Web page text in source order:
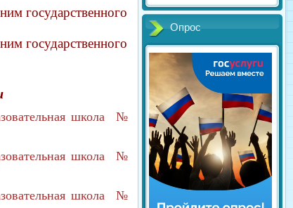
государственного
государственного
школа №
школа №
школа №
Опрос